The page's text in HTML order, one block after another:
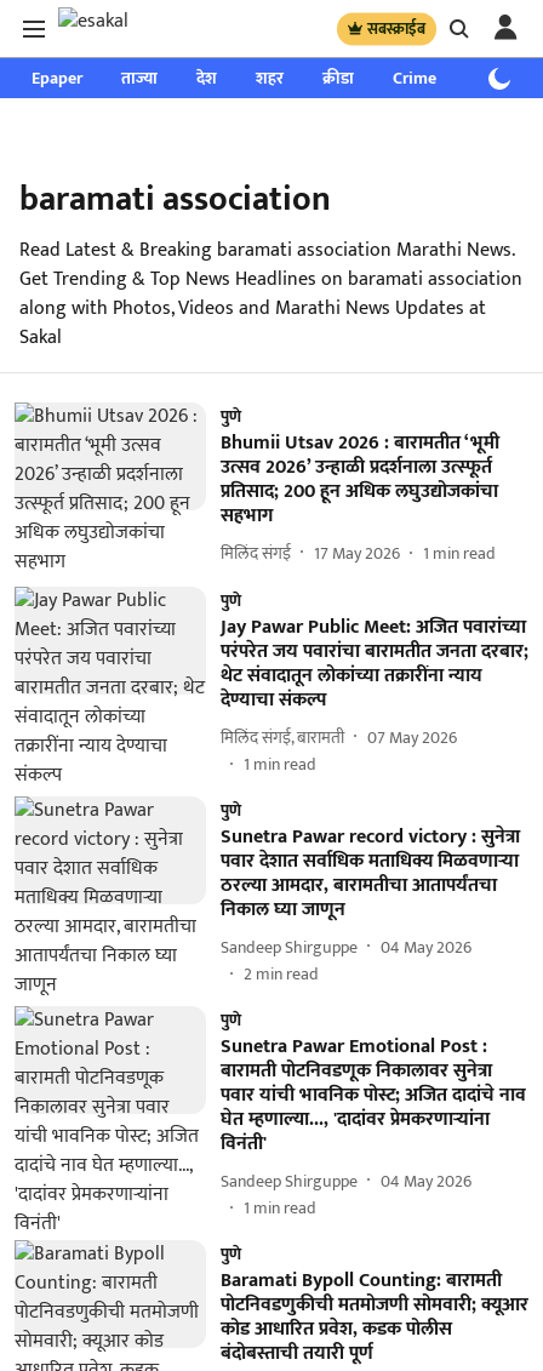
सबस्क्राईब
Epaper ताज्या देश शहर क्रीडा Crime साप्ताहिक
baramati association
Read Latest & Breaking baramati association Marathi News.
Get Trending & Top News Headlines on baramati association
along with Photos, Videos and Marathi News Updates at
Sakal
पुणे
Bhumii Utsav 2026 : बारामतीत ‘भूमी
उत्सव 2026’ उन्हाळी प्रदर्शनाला उत्स्फूर्त
प्रतिसाद; 200 हून अधिक लघुउद्योजकांचा
सहभाग
मिलिंद संगई 17 May 2026 1 min read
पुणे
Jay Pawar Public Meet: अजित पवारांच्या
परंपरेत जय पवारांचा बारामतीत जनता दरबार;
थेट संवादातून लोकांच्या तक्रारींना न्याय
देण्याचा संकल्प
मिलिंद संगई, बारामती
07 May 2026
1 min read
पुणे
Sunetra Pawar record victory : सुनेत्रा
पवार देशात सर्वाधिक मताधिक्य मिळवणाऱ्या
ठरल्या आमदार, बारामतीचा आतापर्यंतचा
निकाल घ्या जाणून
Sandeep Shirguppe
04 May 2026
2min read
पुणे
Sunetra Pawar Emotional Post :
बारामती पोटनिवडणूक निकालावर सुनेत्रा
पवार यांची भावनिक पोस्ट; अजित दादांचे नाव
घेत म्हणाल्या..., 'दादांवर प्रेमकरणाऱ्यांना
विनंती'
Sandeep Shirguppe
04 May 2026
1 min read
पुणे
Baramati Bypoll Counting: बारामती
पोटनिवडणुकीची मतमोजणी सोमवारी; क्यूआर
कोड आधारित प्रवेश, कडक पोलीस
बंदोबस्ताची तयारी पूर्ण